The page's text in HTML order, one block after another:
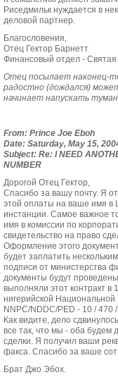
Риседмильк нуждается в
деловой партнер.
Благословения,
Отец Гектор Барнетт
Финансовый отдел -
Отец посылает наконец-
радостно (дождался)
начинает напускать
From: Prince Joe Eboh
Date: Saturday, May 15,
Subject: Re: I NEED
NUMBER
Дорогой Отец Гектор,
Спасибо за вашу почту. Я
этой оплаты на ваше имя в
инстанции. Самое важное
имя в комиссии по
свидетельство на право
Оформление этого
будет заплатить
подписи от министерства
документы будут
выполняли этот контракт в
нигерийской
NNPC/NDDC/PED - 10 / 470
Как видите, дело
все так, что мы - оба
сделки. Я получил ваши
факса. Спасибо за ваше
Брат Джо Эбох.